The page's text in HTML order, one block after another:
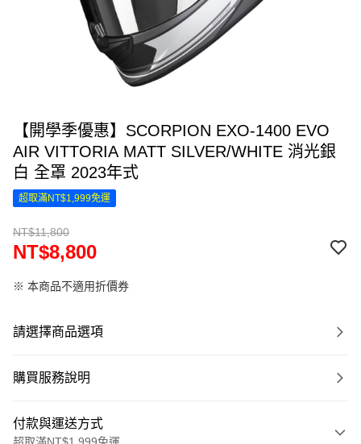
【開學季優惠】SCORPION EXO-1400 EVO
AIR VITTORIA MATT SILVER/WHITE 消光銀
白 全罩 2023年式
超取滿NT$1,999免運
NT$11,800
NT$8,800
※ 本商品不適用折價券
請選擇商品選項
購買服務說明
付款與運送方式